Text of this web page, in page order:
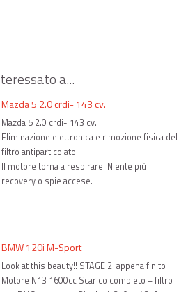
a...
Mazda 5 2.0 crdi- 143 cv.
Mazda 5 2.0 crdi- 143 cv.
Eliminazione elettronica e rimozione fisica del
filtro antiparticolato.
Il motore torna a respirare! Niente più
recovery o spie accese.
BMW 120i M-Sport
Look at this beauty!! STAGE 2 appena finito
Motore N13 1600cc Scarico completo + filtro